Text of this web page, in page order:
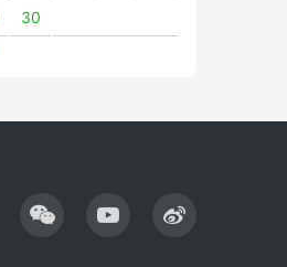
30